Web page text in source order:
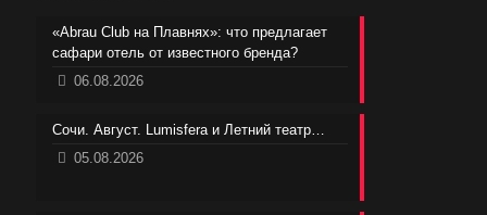
«Abrau Club на Плавнях»: что предлагает
сафари отель от известного бренда?
06.08.2026
Сочи. Август. Lumisfera и Летний театр…
05.08.2026